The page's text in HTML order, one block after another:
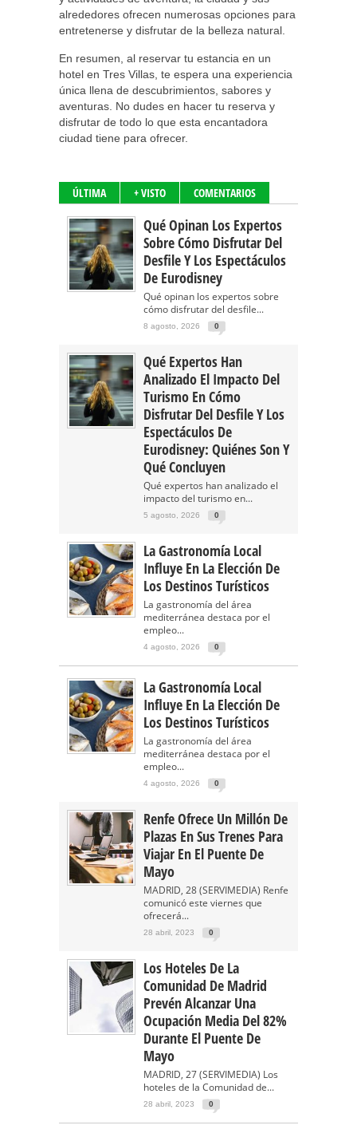
alrededores ofrecen numerosas opciones para
entretenerse y disfrutar de la belleza natural.
En resumen, al reservar tu estancia en un
hotel en Tres Villas, te espera una experiencia
única llena de descubrimientos, sabores y
aventuras. No dudes en hacer tu reserva y
disfrutar de todo lo que esta encantadora
ciudad tiene para ofrecer.
ÚLTIMA + VISTO COMENTARIOS
Qué Opinan Los Expertos
Sobre Cómo Disfrutar Del
Desfile Y Los Espectáculos
De Eurodisney
Qué opinan los expertos sobre
cómo disfrutar del desfile...
8 agosto, 2026 0
Qué Expertos Han
Analizado El Impacto Del
Turismo En Cómo
Disfrutar Del Desfile Y Los
Espectáculos De
Eurodisney: Quiénes Son Y
Qué Concluyen
Qué expertos han analizado el
impacto del turismo en...
5 agosto, 2026 0
La Gastronomía Local
Influye En La Elección De
Los Destinos Turísticos
La gastronomía del área
mediterránea destaca por el
empleo...
4 agosto, 2026 0
La Gastronomía Local
Influye En La Elección De
Los Destinos Turísticos
La gastronomía del área
mediterránea destaca por el
empleo...
4 agosto, 2026 0
Renfe Ofrece Un Millón De
Plazas En Sus Trenes Para
Viajar En El Puente De
Mayo
MADRID, 28 (SERVIMEDIA) Renfe
comunicó este viernes que
ofrecerá...
28 abril, 2023 0
Los Hoteles De La
Comunidad De Madrid
Prevén Alcanzar Una
Ocupación Media Del 82%
Durante El Puente De
Mayo
MADRID, 27 (SERVIMEDIA) Los
hoteles de la Comunidad de...
28 abril, 2023 0